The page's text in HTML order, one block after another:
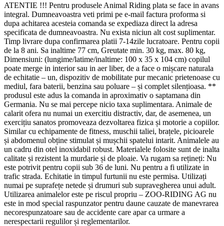
ATENTIE !!! Pentru produsele Animal Riding plata se face in avans
integral. Dumneavoastra veti primi pe e-mail factura proforma si
dupa achitarea acesteia comanda se expediaza direct la adresa
specificata de dumneavoastra. Nu exista niciun alt cost suplimentar.
Timp livrare dupa confirmarea platii 7-14zile lucratoare. Pentru copii
de la 8 ani. Sa inaltime 77 cm, Greutate min. 30 kg, max. 80 kg,
Dimensiuni: (lungime/latime/inaltime: 100 x 35 x 104 cm) copilul
poate merge in interior sau in aer liber, de a face o mișcare naturala
de echitatie – un, dispozitiv de mobilitate pur mecanic prietenoase cu
mediul, fara baterii, benzina sau poluare – și complet silențioasa. **
produsul este adus la comanda in aproximativ o saptamana din
Germania. Nu se mai percepe nicio taxa suplimentara. Animale de
calarit ofera nu numai un exercitiu distractiv, dar, de asemenea, un
exercițiu sanatos promoveaza dezvoltarea fizica și motorie a copiilor.
Similar cu echipamente de fitness, muschii taliei, brațele, picioarele
și abdomenul obține stimulat și mușchii spatelui intarit. Animalele au
un cadru din otel inoxidabil robust. Materialele folosite sunt de inalta
calitate și rezistent la murdarie și de ploaie. Va rugam sa rețineți: Nu
este potrivit pentru copii sub 36 de luni. Nu pentru a fi utilizate in
trafic strada. Echitatie in timpul furtunii nu este permisa. Utilizați
numai pe suprafețe netede și drumuri sub supravegherea unui adult.
Utilizarea animalelor este pe riscul propriu – ZOO-RIDING AG nu
este in mod special raspunzator pentru daune cauzate de manevrarea
necorespunzatoare sau de accidente care apar ca urmare a
nerespectarii regulilor și reglementarilor.